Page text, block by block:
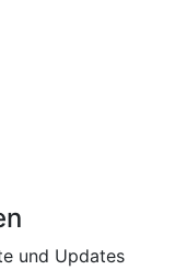
und Updates